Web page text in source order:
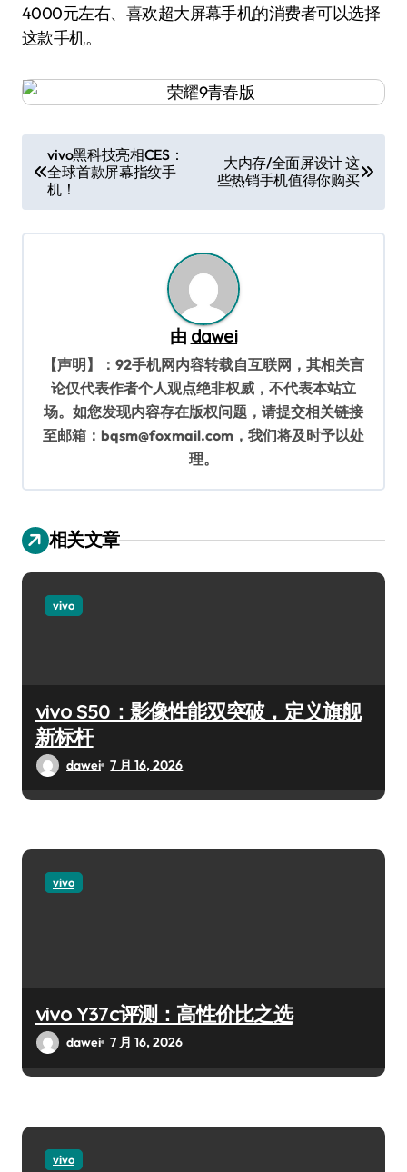
4000元左右、喜欢超大屏幕手机的消费者可以选择
这款手机。
章
导
航
vivo黑科技亮相CES：
全球首款屏幕指纹手
机！
大内存/全面屏设计 这
些热销手机值得你购买
由 dawei
【声明】：92手机网内容转载自互联网，其相关言
论仅代表作者个人观点绝非权威，不代表本站立
场。如您发现内容存在版权问题，请提交相关链接
至邮箱：bqsm@foxmail.com，我们将及时予以处
理。
相关文章
vivo
vivo S50：影像性能双突破，定义旗舰
新标杆
dawei 7 月 16, 2026
vivo
vivo Y37c评测：高性价比之选
dawei 7 月 16, 2026
vivo